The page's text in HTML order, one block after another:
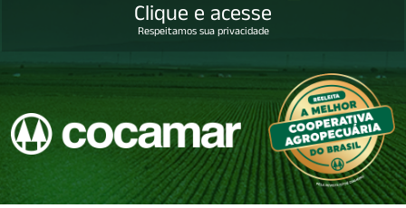
Clique e acesse
Respeitamos sua privacidade